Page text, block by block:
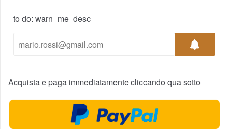
to do: warn_me_desc
Acquista e paga immediatamente cliccando qua sotto